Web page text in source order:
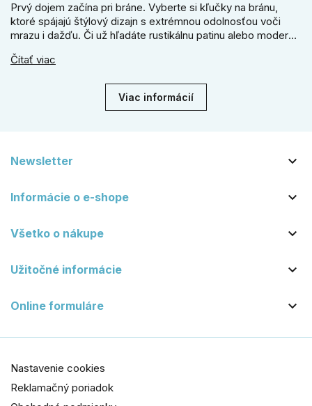
Prvý dojem začína pri bráne. Vyberte si kľučky na bránu,
ktoré spájajú štýlový dizajn s extrémnou odolnosťou voči
mrazu i dažďu. Či už hľadáte rustikálnu patinu alebo moderné
vydrží roky. Zabezpečte svoj vstup kvalitou, ktorá prežije
Čítať viac
Viac informácií
Newsletter 
Informácie o e-shope 
Všetko o nákupe 
Užitočné informácie 
Online formuláre 
Nastavenie cookies
Reklamačný poriadok